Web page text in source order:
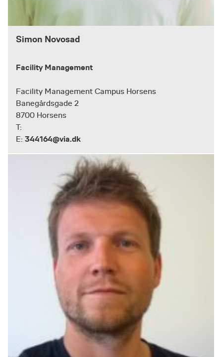
Simon Novosad
Facility Management
Facility Management Campus Horsens
Banegårdsgade 2
8700 Horsens
T:
E: 344164@via.dk